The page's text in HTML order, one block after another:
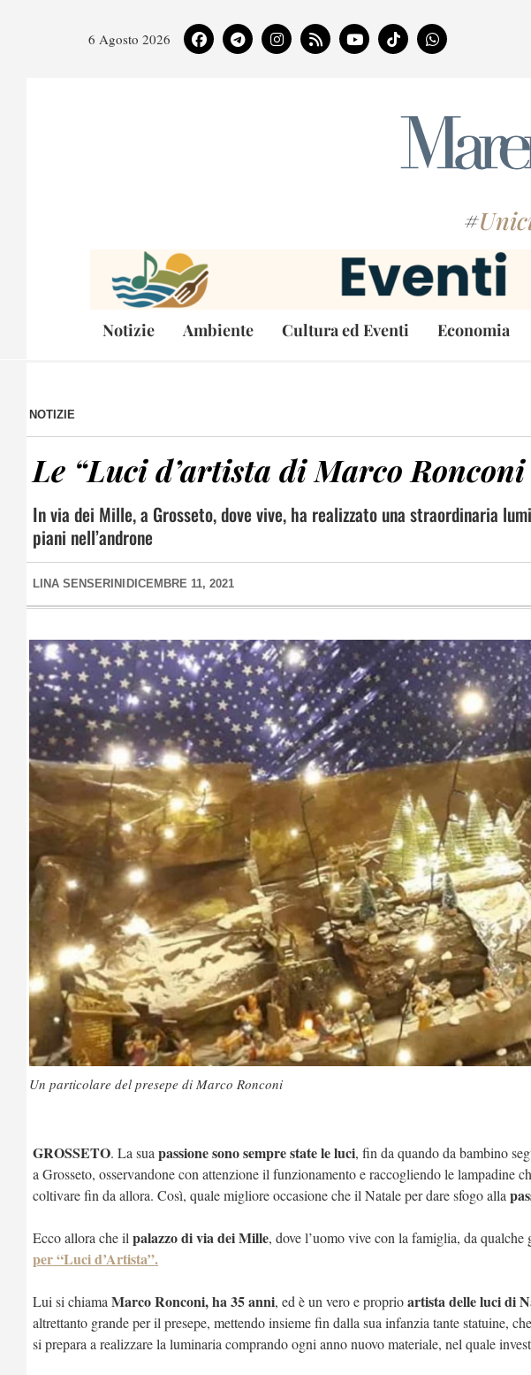
6 Agosto 2026
#
Notizie Ambiente Cultura ed Eventi Economia
NOTIZIE
Le “Luci d’artista di Marco
In via dei Mille, a Grosseto, dove vive, ha realizzato una straordinaria
piani nell’androne
LINA SENSERINI DICEMBRE 11, 2021
Un particolare del presepe di Marco Ronconi
GROSSETO. La sua passione sono sempre state le luci, fin da quando da bambino
a Grosseto, osservandone con attenzione il funzionamento e raccogliendo le lampadine
coltivare fin da allora. Così, quale migliore occasione che il Natale per dare sfogo alla
Ecco allora che il palazzo di via dei Mille, dove l’uomo vive con la famiglia, da
per “Luci d’Artista”.
Lui si chiama Marco Ronconi, ha 35 anni, ed è un vero e proprioartista delle luci di
altrettanto grande per il presepe, mettendo insieme fin dalla sua infanzia tante statuine,
si prepara a realizzare la luminaria comprando ogni anno nuovo materiale, nel quale